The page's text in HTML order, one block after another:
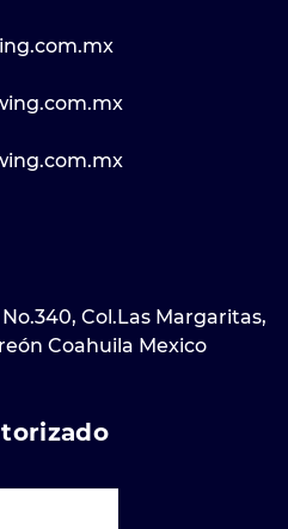
Col.Las Margaritas,
Coahuila Mexico